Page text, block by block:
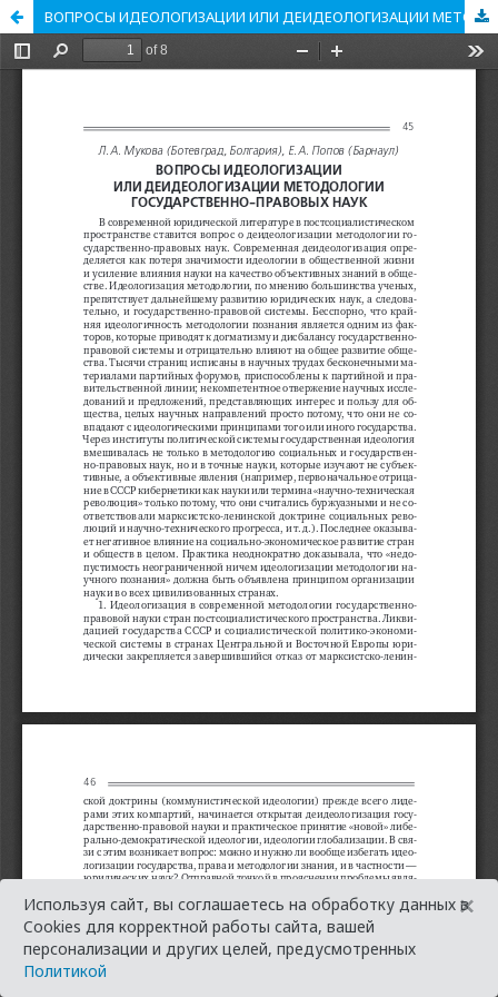
ВОПРОСЫ ИДЕОЛОГИЗАЦИИ ИЛИ ДЕИДЕОЛОГИЗАЦИИ МЕТОДОЛОГИИ ГОСУДАРСТВЕННО-ПРАВОВЫХ НАУК
Используя сайт, вы соглашаетесь на обработку данных в
Cookies для корректной работы сайта, вашей
персонализации и других целей, предусмотренных
Политикой
×